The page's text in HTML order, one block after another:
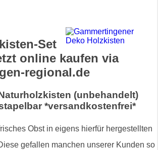
Set
online kaufen via
regional.de
(unbehandelt)
*versandkostenfrei*
Obst in eigens hierfür hergestellten
gefallen manchen unserer Kunden so